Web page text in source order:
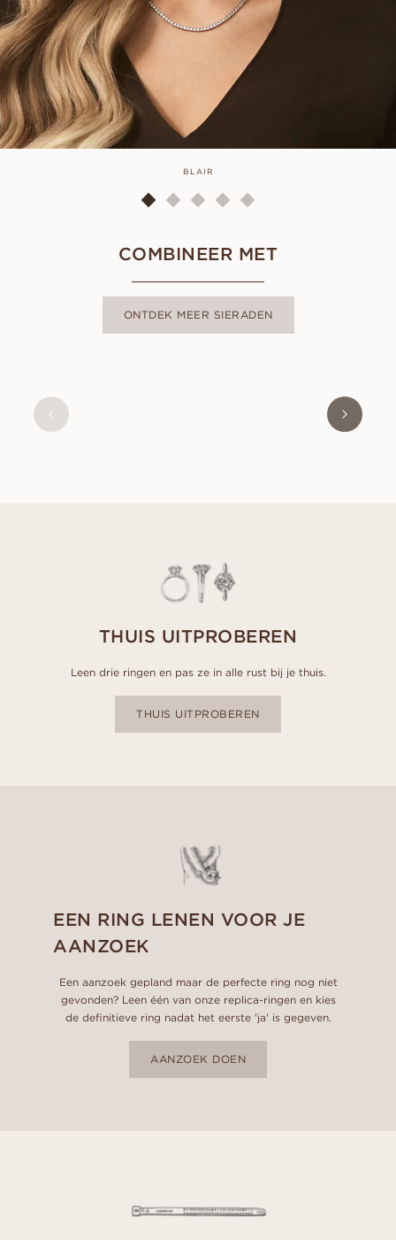
BLAIR
COMBINEER MET
ONTDEK MEER SIERADEN
THUIS UITPROBEREN
Leen drie ringen en pas ze in alle rust bij je thuis.
THUIS UITPROBEREN
EEN RING LENEN VOOR JE
AANZOEK
Een aanzoek gepland maar de perfecte ring nog niet
gevonden? Leen één van onze replica-ringen en kies
de definitieve ring nadat het eerste 'ja' is gegeven.
AANZOEK DOEN